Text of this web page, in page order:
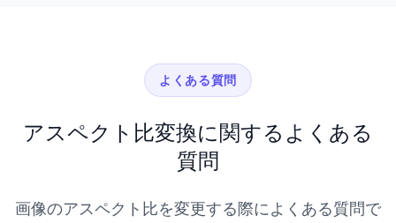
よくある質問
アスペクト比変換に関するよくある
質問
画像のアスペクト比を変更する際によくある質問で